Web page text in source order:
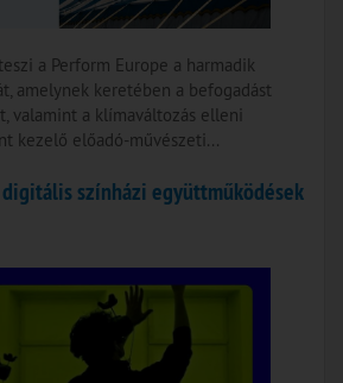
a Perform Europe a harmadik
amelynek keretében a befogadást
valamint a klímaváltozás elleni
kezelő előadó-művészeti...
színházi együttműködések